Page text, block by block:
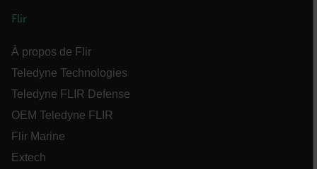
Flir
À propos de Flir
Teledyne Technologies
Teledyne FLIR Defense
OEM Teledyne FLIR
Flir Marine
Extech
atgRecSessionId